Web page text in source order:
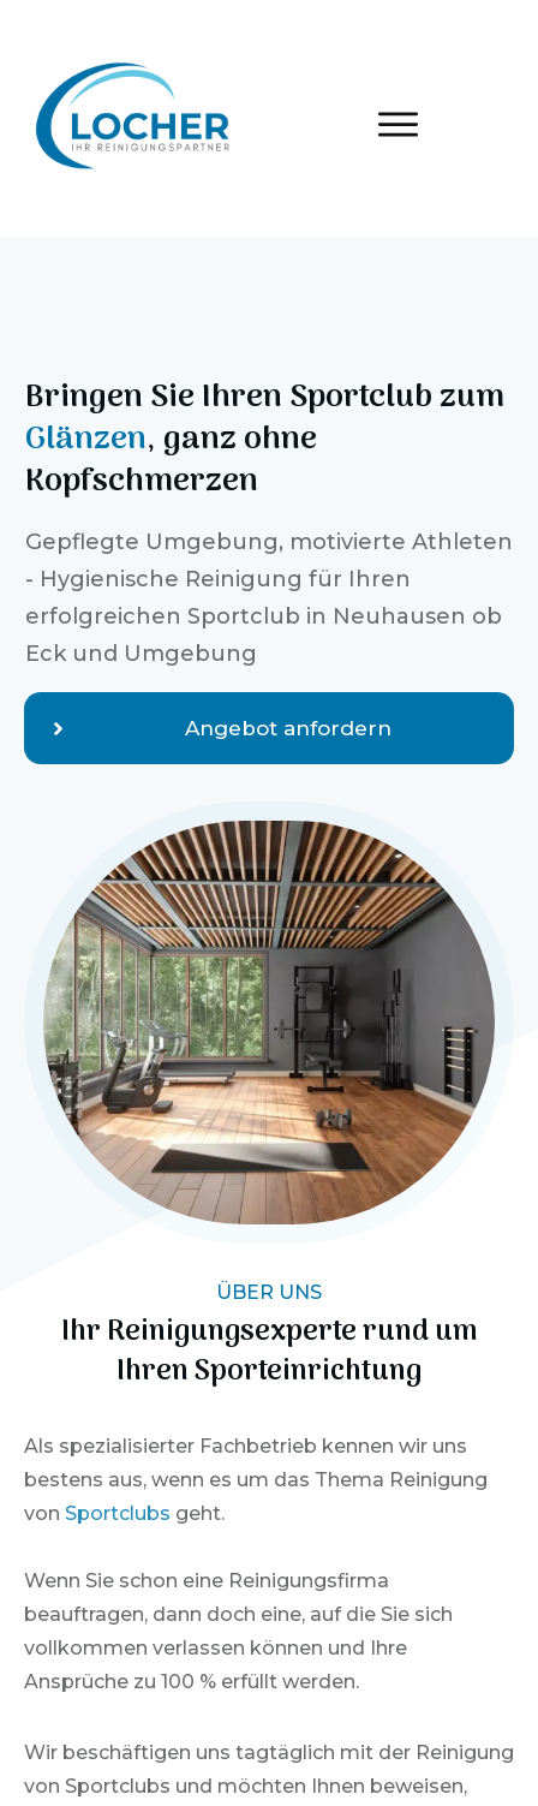
Bringen Sie Ihren Sportclub zum
Glänzen, ganz ohne
Kopfschmerzen
Gepflegte Umgebung, motivierte Athleten
- Hygienische Reinigung für Ihren
erfolgreichen Sportclub in Neuhausen ob
Eck und Umgebung
Angebot anfordern
ÜBER UNS
Ihr Reinigungsexperte rund um
Ihren Sporteinrichtung
Als spezialisierter Fachbetrieb kennen wir uns
bestens aus, wenn es um das Thema Reinigung
von Sportclubs geht.
Wenn Sie schon eine Reinigungsfirma
beauftragen, dann doch eine, auf die Sie sich
vollkommen verlassen können und Ihre
Ansprüche zu 100 % erfüllt werden.
Wir beschäftigen uns tagtäglich mit der Reinigung
von Sportclubs und möchten Ihnen beweisen,